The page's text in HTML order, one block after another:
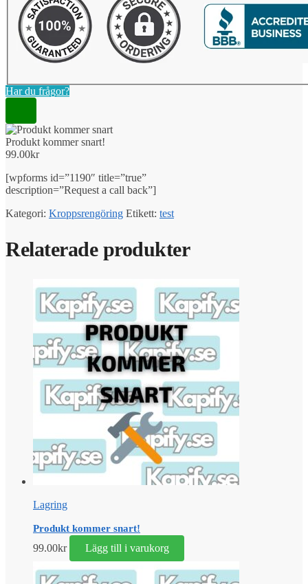
Har du frågor?
Produkt kommer snart!
99.00kr
[wpforms id=”1190″ title=”true”
description=”Request a call back”]
Kategori: Kroppsrengöring Etikett: test
Relaterade produkter
Lagring
Produkt kommer snart!
99.00kr Lägg till i varukorg